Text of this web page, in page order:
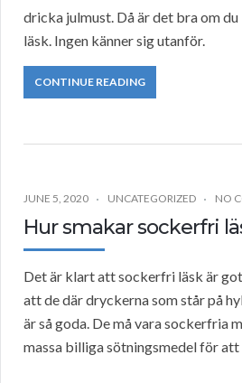
dricka julmust. Då är det bra om
läsk. Ingen känner sig utanför.
CONTINUE READING
JUNE 5, 2020 UNCATEGORIZED NO
Hur smakar sockerfri
Det är klart att sockerfri läsk är
att de där dryckerna som står på
är så goda. De må vara sockerfria
massa billiga sötningsmedel för att